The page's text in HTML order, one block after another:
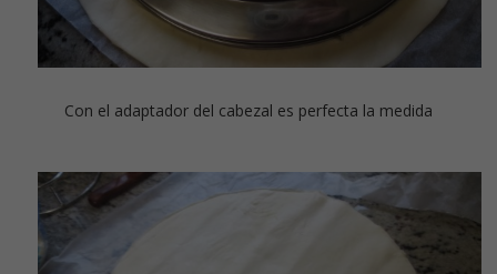
Con el adaptador del cabezal es perfecta la medida